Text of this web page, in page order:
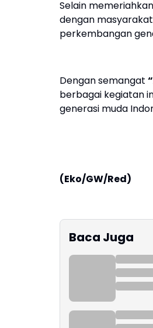
Selain
dengan
perkembangan
Dengan semangat “
berbagai kegiatan
generasi muda
(Eko/GW/Red)
Baca Juga